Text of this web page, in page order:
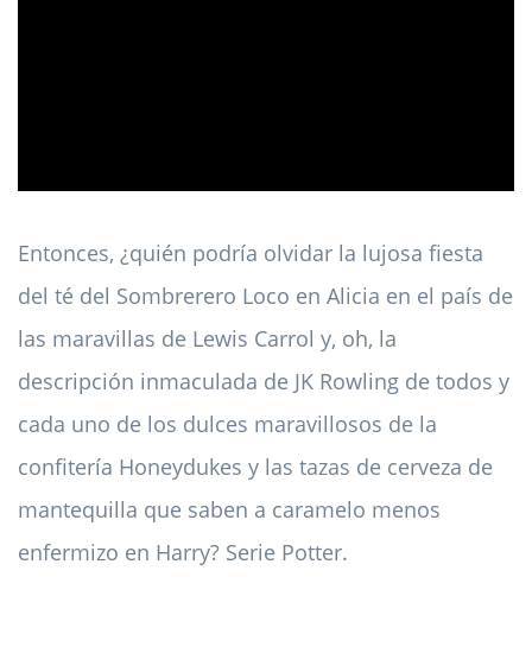
Entonces, ¿quién podría olvidar la lujosa fiesta
del té del Sombrerero Loco en Alicia en el país de
las maravillas de Lewis Carrol y, oh, la
descripción inmaculada de JK Rowling de todos y
cada uno de los dulces maravillosos de la
confitería Honeydukes y las tazas de cerveza de
mantequilla que saben a caramelo menos
enfermizo en Harry? Serie Potter.